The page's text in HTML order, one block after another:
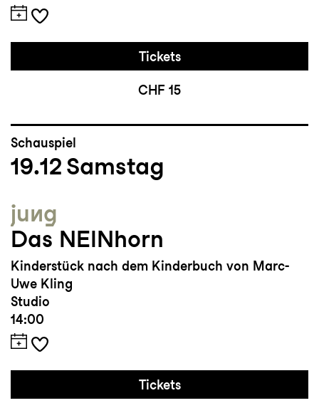
Tickets
CHF 15
Schauspiel
19.12 Samstag
jung
Das NEINhorn
Kinderstück nach dem Kinderbuch von Marc-
Uwe Kling
Studio
14:00
Tickets